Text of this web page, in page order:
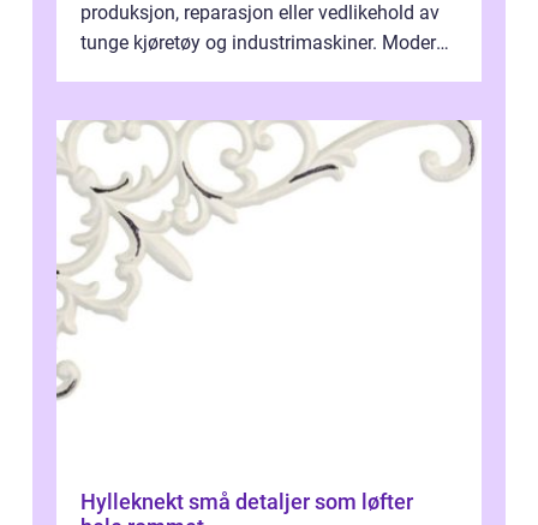
produksjon, reparasjon eller vedlikehold av
tunge kjøretøy og industrimaskiner. Moderne
Hylleknekt små detaljer som løfter